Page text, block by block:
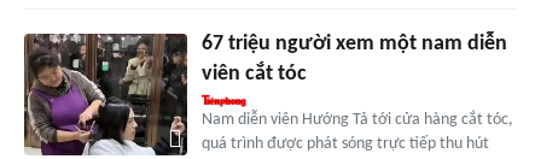
67 triệu người xem một nam diễn
viên cắt tóc
Nam diễn viên Hướng Tả tới cửa hàng cắt tóc,
quá trình được phát sóng trực tiếp thu hút